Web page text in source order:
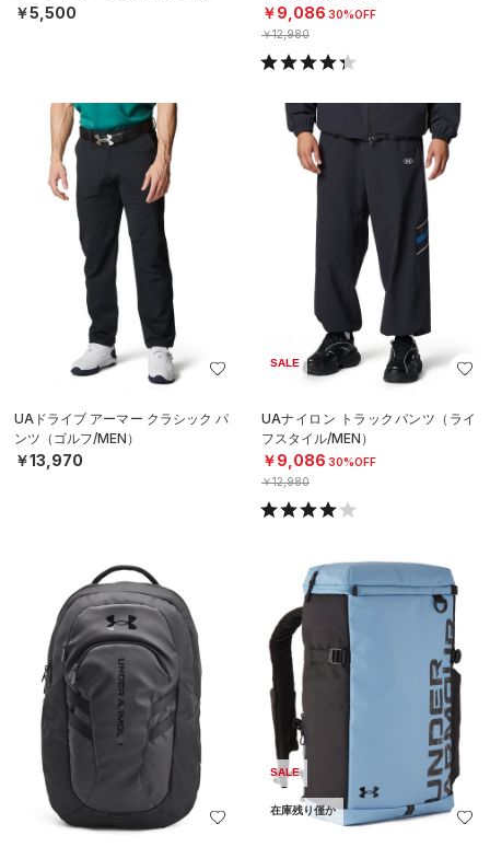
￥5,500 ￥9,086 30%OFF
￥12,980
UAドライブ アーマー クラシック パ
ンツ（ゴルフ/MEN）
￥13,970
SALE
UAナイロン トラックパンツ（ライ
フスタイル/MEN）
￥9,086 30%OFF
￥12,980
SALE
在庫残り僅か